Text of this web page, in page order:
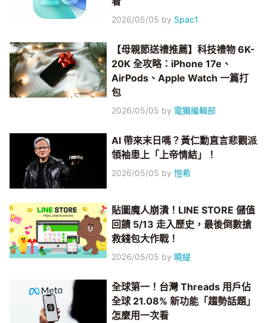
2026/05/05 by Spac1
【母親節送禮推薦】科技禮物 6K-
20K 全攻略：iPhone 17e、
AirPods、Apple Watch 一篇打
包
2026/05/05 by 電獺編輯部
AI 帶來末日嗎？黃仁勳直言悲觀派
領袖患上「上帝情結」！
2026/05/05 by愷希
貼圖魔人崩潰！LINE STORE 儲值
回饋 5/13 走入歷史，最後倒數搶
救錢包大作戰！
2026/05/05 by 曉緹
全球第一！台灣 Threads 用戶佔
全球 21.08% 新功能「趨勢話題」
怎麼用一次看